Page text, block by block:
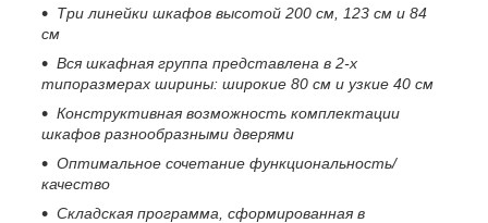
Три линейки шкафов высотой 200 см, 123 см и 84
см
Вся шкафная группа представлена в 2-х
типоразмерах ширины: широкие 80 см и узкие 40 см
Конструктивная возможность комплектации
шкафов разнообразными дверями
Оптимальное сочетание функциональность/
качество
Складская программа, сформированная в